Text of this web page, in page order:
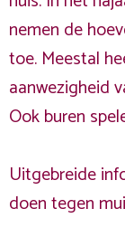
nemen de
toe. Meestal
aanwezigheid
Ook buren
Uitgebreide
doen tegen